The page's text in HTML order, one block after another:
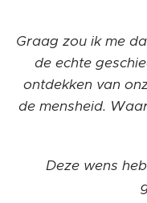
Graag zou ik me
de echte
ontdekken van
de mensheid.
Deze wens